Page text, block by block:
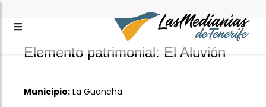
Elemento patrimonial: El Aluvión
Municipio: La Guancha